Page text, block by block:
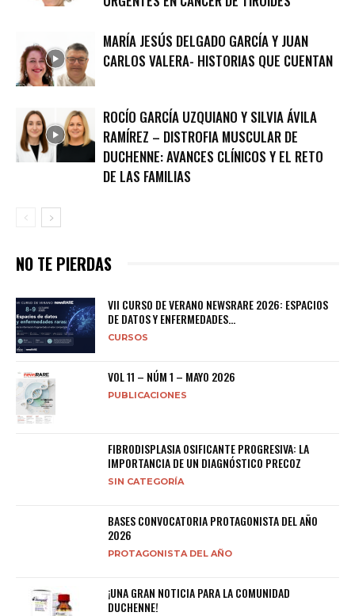
MARÍA JESÚS DELGADO GARCÍA Y JUAN
CARLOS VALERA- HISTORIAS QUE CUENTAN
ROCÍO GARCÍA UZQUIANO Y SILVIA ÁVILA
RAMÍREZ – DISTROFIA MUSCULAR DE
DUCHENNE: AVANCES CLÍNICOS Y EL RETO
DE LAS FAMILIAS
NO TE PIERDAS
VII CURSO DE VERANO NEWSRARE 2026: ESPACIOS
DE DATOS Y ENFERMEDADES...
CURSOS
VOL 11 – NÚM 1 – MAYO 2026
PUBLICACIONES
FIBRODISPLASIA OSIFICANTE PROGRESIVA: LA
IMPORTANCIA DE UN DIAGNÓSTICO PRECOZ
SIN CATEGORÍA
BASES CONVOCATORIA PROTAGONISTA DEL AÑO
2026
PROTAGONISTA DEL AÑO
¡UNA GRAN NOTICIA PARA LA COMUNIDAD
DUCHENNE!